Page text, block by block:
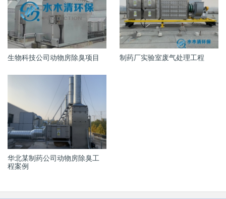
生物科技公司动物房除臭项目 制药厂实验室废气处理工程
华北某制药公司动物房除臭工
程案例